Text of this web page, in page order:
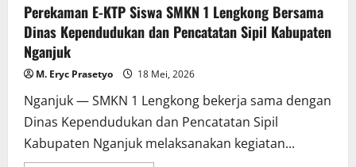
Perekaman E-KTP Siswa SMKN 1 Lengkong Bersama
Dinas Kependudukan dan Pencatatan Sipil Kabupaten
Nganjuk
M. Eryc Prasetyo 18 Mei, 2026
Nganjuk — SMKN 1 Lengkong bekerja sama dengan
Dinas Kependudukan dan Pencatatan Sipil
Kabupaten Nganjuk melaksanakan kegiatan...